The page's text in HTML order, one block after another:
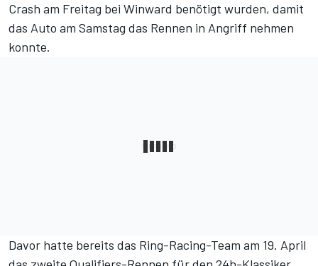
Crash am Freitag bei Winward benötigt wurden, damit
das Auto am Samstag das Rennen in Angriff nehmen
konnte.
Davor hatte bereits das Ring-Racing-Team am 19. April